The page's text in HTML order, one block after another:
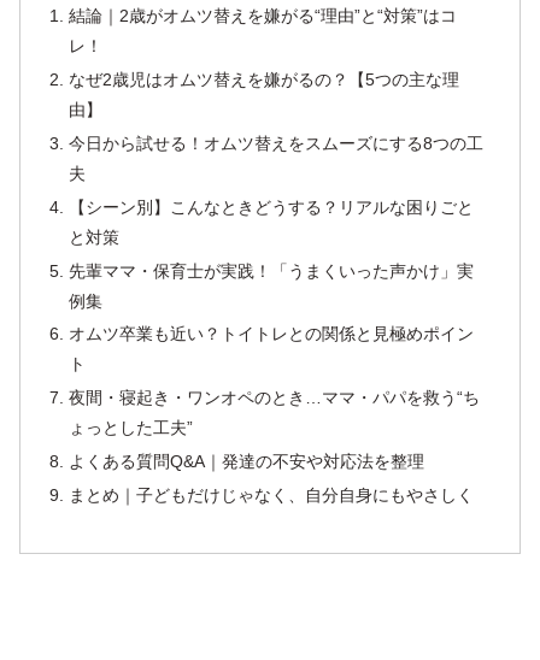
結論｜2歳がオムツ替えを嫌がる“理由”と“対策”はコ
レ！
なぜ2歳児はオムツ替えを嫌がるの？【5つの主な理
由】
今日から試せる！オムツ替えをスムーズにする8つの工
夫
【シーン別】こんなときどうする？リアルな困りごと
と対策
先輩ママ・保育士が実践！「うまくいった声かけ」実
例集
オムツ卒業も近い？トイトレとの関係と見極めポイン
ト
夜間・寝起き・ワンオペのとき…ママ・パパを救う“ち
ょっとした工夫”
よくある質問Q&A｜発達の不安や対応法を整理
まとめ｜子どもだけじゃなく、自分自身にもやさしく